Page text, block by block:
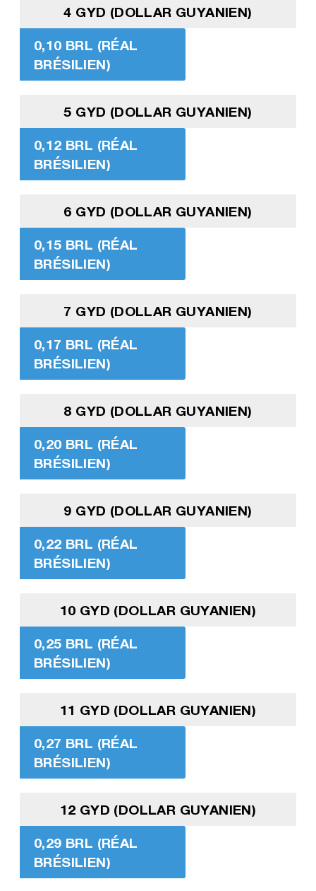
4 GYD (DOLLAR GUYANIEN)
0,10 BRL (RÉAL
BRÉSILIEN)
5 GYD (DOLLAR GUYANIEN)
0,12 BRL (RÉAL
BRÉSILIEN)
6 GYD (DOLLAR GUYANIEN)
0,15 BRL (RÉAL
BRÉSILIEN)
7 GYD (DOLLAR GUYANIEN)
0,17 BRL (RÉAL
BRÉSILIEN)
8 GYD (DOLLAR GUYANIEN)
0,20 BRL (RÉAL
BRÉSILIEN)
9 GYD (DOLLAR GUYANIEN)
0,22 BRL (RÉAL
BRÉSILIEN)
10 GYD (DOLLAR GUYANIEN)
0,25 BRL (RÉAL
BRÉSILIEN)
11 GYD (DOLLAR GUYANIEN)
0,27 BRL (RÉAL
BRÉSILIEN)
12 GYD (DOLLAR GUYANIEN)
0,29 BRL (RÉAL
BRÉSILIEN)